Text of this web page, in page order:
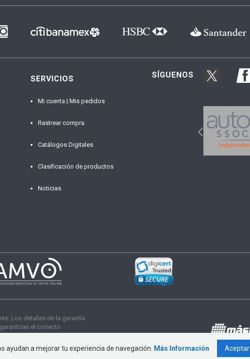
SERVICIOS
Mi cuenta | Mis pedidos
Rastrear compra
Catálogos Digitales
Clasificación de productos
Noticias
SÍGUENOS
Los detalles de la garantía
el correcto
ayudan a mejorar tu experiencia de navegación. Más Información Aceptar